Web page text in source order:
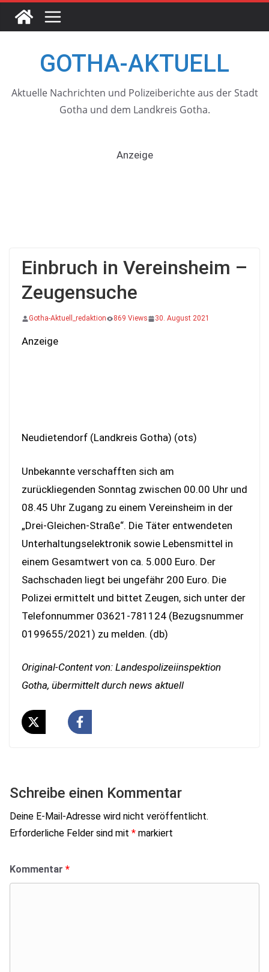
GOTHA-AKTUELL
Aktuelle Nachrichten und Polizeiberichte aus der Stadt
Gotha und dem Landkreis Gotha.
Anzeige
Einbruch in Vereinsheim –
Zeugensuche
Gotha-Aktuell_redaktion 869 Views 30. August 2021
Anzeige
Neudietendorf (Landkreis Gotha) (ots)
Unbekannte verschafften sich am
zurückliegenden Sonntag zwischen 00.00 Uhr und
08.45 Uhr Zugang zu einem Vereinsheim in der
„Drei-Gleichen-Straße“. Die Täter entwendeten
Unterhaltungselektronik sowie Lebensmittel in
einem Gesamtwert von ca. 5.000 Euro. Der
Sachschaden liegt bei ungefähr 200 Euro. Die
Polizei ermittelt und bittet Zeugen, sich unter der
Telefonnummer 03621-781124 (Bezugsnummer
0199655/2021) zu melden. (db)
Original-Content von: Landespolizeiinspektion
Gotha, übermittelt durch news aktuell
Schreibe einen Kommentar
Deine E-Mail-Adresse wird nicht veröffentlicht.
Erforderliche Felder sind mit * markiert
Kommentar *